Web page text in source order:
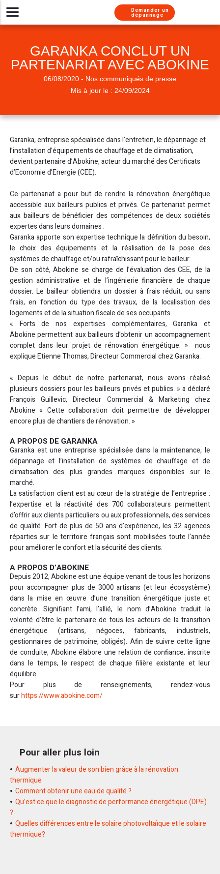
Aller au menu
Aller au contenuDemander un
dépannage
Chaudière gaz
Pompe à chaleur
Chaudière fioul
Climatisation
Adoucisseur
Chaudière gaz
Chauffe-eau gaz
Pompe à chaleur
Chauffe-eau solaire
Climatisation
Besoin de conseils
Chaudière gaz
Pompe à chaleur
Installation chauffe-eau thermodynamique
Installation Thermostat
Pompes à chaleur
Climatisations réversibles
Nos métiers
Nos services
Nos labels
Presse
GARANKA CONCLUT UN
PARTENARIAT AVEC ABOKINE
06/08/2020 - Nos communiqués de presse
Mis à jour le : 24/09/2024
Garanka, entreprise spécialisée dans l’entretien, le dépannage et
l’installation d’équipements de chauffage et de climatisation,
devient partenaire d’Abokine, acteur du marché des Certificats
d’Economie d’Energie (CEE).
Ce partenariat a pour but de rendre la rénovation énergétique
accessible aux bailleurs publics et privés. Ce partenariat permet
aux bailleurs de bénéficier des compétences de deux sociétés
expertes dans leurs domaines :
Garanka apporte son expertise technique la définition du besoin,
le choix des équipements et la réalisation de la pose des
systèmes de chauffage et/ou rafraîchissant pour le bailleur.
De son côté, Abokine se charge de l’évaluation des CEE, de la
gestion administrative et de l’ingénierie financière de chaque
dossier. Le bailleur obtiendra un dossier à frais réduit, ou sans
frais, en fonction du type des travaux, de la localisation des
logements et de la situation fiscale de ses occupants.
« Forts de nos expertises complémentaires, Garanka et
Abokine permettent aux bailleurs d’obtenir un accompagnement
complet dans leur projet de rénovation énergétique. » nous
explique Etienne Thomas, Directeur Commercial chez Garanka.
« Depuis le début de notre partenariat, nous avons réalisé
plusieurs dossiers pour les bailleurs privés et publics. » a déclaré
François Guillevic, Directeur Commercial & Marketing chez
Abokine « Cette collaboration doit permettre de développer
encore plus de chantiers de rénovation. »
A PROPOS DE GARANKA
Garanka est une entreprise spécialisée dans la maintenance, le
dépannage et l’installation de systèmes de chauffage et de
climatisation des plus grandes marques disponibles sur le
marché.
La satisfaction client est au cœur de la stratégie de l’entreprise :
l’expertise et la réactivité des 700 collaborateurs permettent
d’offrir aux clients particuliers ou aux professionnels, des services
de qualité. Fort de plus de 50 ans d’expérience, les 32 agences
réparties sur le territoire français sont mobilisées toute l’année
pour améliorer le confort et la sécurité des clients.
A PROPOS D’ABOKINE
Depuis 2012, Abokine est une équipe venant de tous les horizons
pour accompagner plus de 3000 artisans (et leur écosystème)
dans la mise en œuvre d’une transition énergétique juste et
concrète. Signifiant l’ami, l’allié, le nom d’Abokine traduit la
volonté d’être le partenaire de tous les acteurs de la transition
énergétique (artisans, négoces, fabricants, industriels,
gestionnaires de patrimoine, obligés). Afin de suivre cette ligne
de conduite, Abokine élabore une relation de confiance, inscrite
dans le temps, le respect de chaque filière existante et leur
équilibre.
Pour plus de renseignements, rendez-vous
surhttps://www.abokine.com/
Pour aller plus loin
Augmenter la valeur de son bien grâce à la rénovation
thermique
Comment obtenir une eau de qualité ?
Qu’est ce que le diagnostic de performance énergétique (DPE)
?
Quelles différences entre le solaire photovoltaïque et le solaire
thermique?